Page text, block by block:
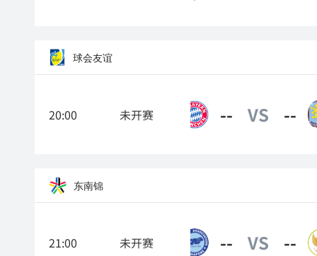
球会友谊
20:00 未开赛
拜仁慕尼黑 -- VS --
东南锦
21:00 未开赛新加坡 -- VS --